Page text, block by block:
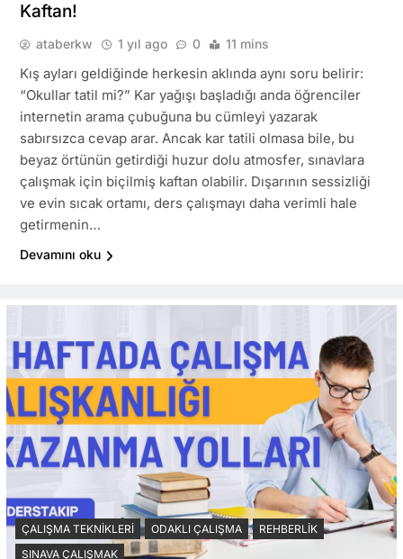
Kaftan!
ataberkw 1 yıl ago 0 11 mins
Kış ayları geldiğinde herkesin aklında aynı soru belirir:
“Okullar tatil mi?” Kar yağışı başladığı anda öğrenciler
internetin arama çubuğuna bu cümleyi yazarak
sabırsızca cevap arar. Ancak kar tatili olmasa bile, bu
beyaz örtünün getirdiği huzur dolu atmosfer, sınavlara
çalışmak için biçilmiş kaftan olabilir. Dışarının sessizliği
ve evin sıcak ortamı, ders çalışmayı daha verimli hale
getirmenin…
Devamını oku
ÇALIŞMA TEKNIKLERI ODAKLI ÇALIŞMA
REHBERLIK
SINAVA ÇALIŞMAK